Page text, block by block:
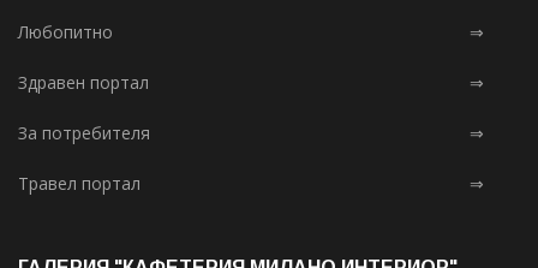
Любопитно ⇒
Здравен портал ⇒
За потребителя ⇒
Травел портал ⇒